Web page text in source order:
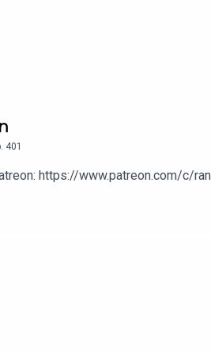
401
https://www.patreon.com/c/